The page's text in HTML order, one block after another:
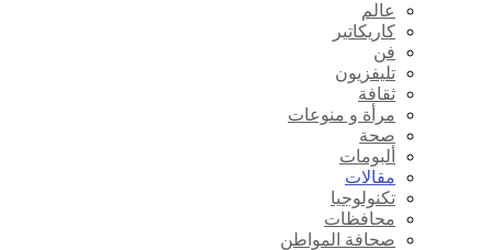
عالم
كاريكاتير
فن
تليفزيون
ثقافة
مرأة و منوعات
صحة
ألبومات
مقالات
تكنولوجيا
محافظات
صحافة المواطن